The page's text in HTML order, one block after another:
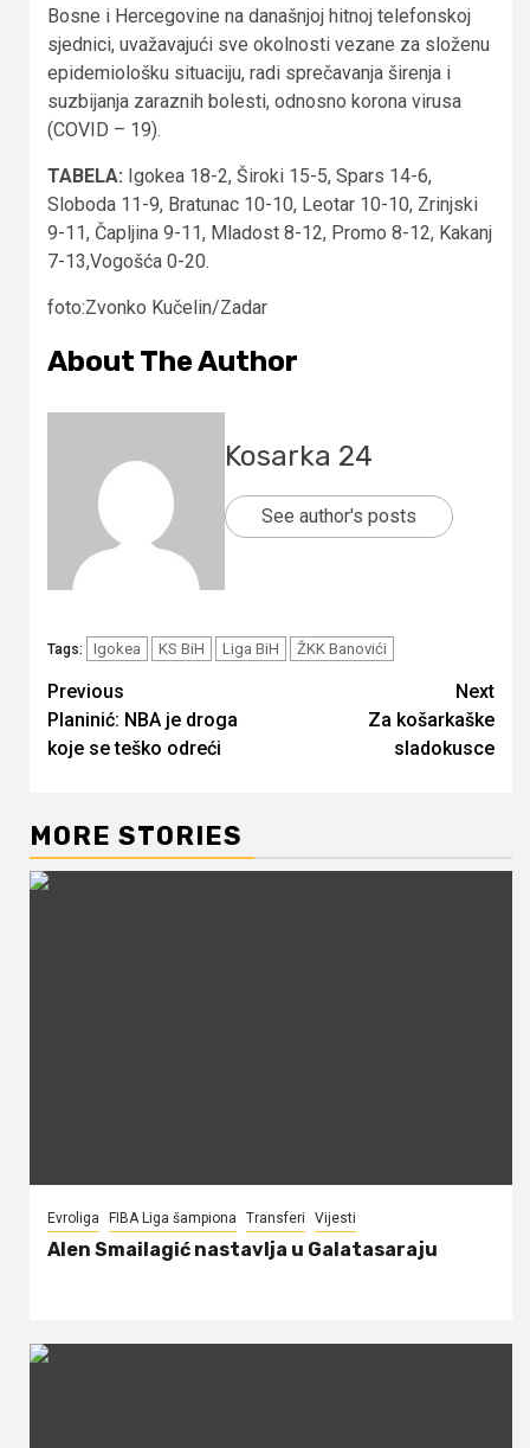
Bosne i Hercegovine na današnjoj hitnoj telefonskoj
sjednici, uvažavajući sve okolnosti vezane za složenu
epidemiološku situaciju, radi sprečavanja širenja i
suzbijanja zaraznih bolesti, odnosno korona virusa
(COVID – 19).
TABELA: Igokea 18-2, Široki 15-5, Spars 14-6,
Sloboda 11-9, Bratunac 10-10, Leotar 10-10, Zrinjski
9-11, Čapljina 9-11, Mladost 8-12, Promo 8-12, Kakanj
7-13,Vogošća 0-20.
foto:Zvonko Kučelin/Zadar
About The Author
Kosarka 24
See author's posts
Tags: Igokea KS BiH Liga BiH ŽKK Banovići
Continue
Reading
Previous
Planinić: NBA je droga
koje se teško odreći
Next
Za košarkaške
sladokusce
MORE STORIES
Evroliga FIBA Liga šampiona Transferi Vijesti
Alen Smailagić nastavlja u Galatasaraju